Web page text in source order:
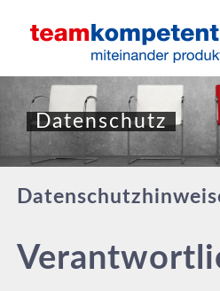
Inhalt
Jobs finden
Über uns
Für Unternehmen
Datenschutz